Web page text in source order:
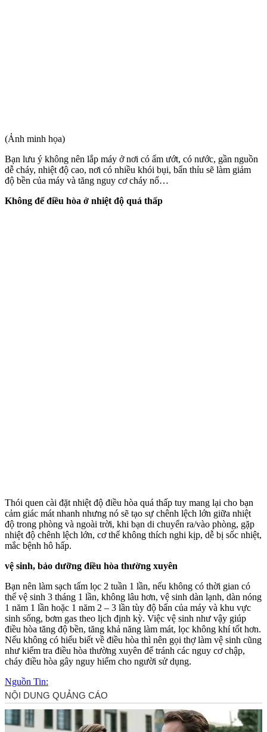
(Ảnh minh họa)
Bạn lưu ý không nên lắp máy ở nơi có ẩm ướt, có nước, gần nguồn
dễ cháy, nhiệt độ cao, nơi có nhiều khói bụi, bẩn thỉu sẽ làm giảm
độ bền của máy và tăng nguy cơ cháy nổ…
Không để điều hòa ở nhiệt độ quá thấp
Thói quen cài đặt nhiệt độ điều hòa quá thấp tuy mang lại cho bạn
cảm giác mát nhanh nhưng nó sẽ tạo sự chênh lệch lớn giữa nhiệt
độ trong phòng và ngoài trời, khi bạn di chuyển ra/vào phòng, gặp
nhiệt độ chênh lệch lớn, c‌ơ th‌ể không thích nghi kịp, dễ bị sốc nhiệt,
mắc bệnh hô hấp.
vệ sinh, bảo dưỡng điều hòa thường xuyên
Bạn nên làm sạch tấm lọc 2 tuần 1 lần, nếu không có thời gian có
thể vệ sinh 3 tháng 1 lần, không lâu hơn, vệ sinh dàn lạnh, dàn nóng
1 năm 1 lần hoặc 1 năm 2 – 3 lần tùy độ bẩn của máy và khu vực
sinh sống, bơm gas theo lịch định kỳ. Việc vệ sinh như vậy giúp
điều hòa tăng độ bền, tăng khả năng làm mát, lọc không khí tốt hơn.
Nếu không có hiểu biết về điều hòa thì nên gọi thợ làm vệ sinh cũng
như kiểm tra điều hòa thường xuyên để tránh các nguy cơ chập,
cháy điều hòa gây nguy hiểm cho người sử dụng.
Nguồn Tin: